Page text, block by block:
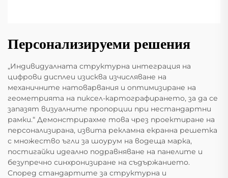
Персонализируеми решения
„Индивидуалната структурна интеграция на
цифрови дисплеи изисква изчисляване на
механичните натоварвания и оптимизиране на
геометрията на пиксел-картографирането, за да се
запазят визуалните пропорции при нестандартни
рамки.“ Демонстрирахме това чрез проектиране на
персонализирана, извита рекламна екранна решетка
с множество ъгли за шоурум на водеща марка,
постигайки идеално подравняване на панелите и
безупречно синхронизиране на съдържанието.
Според стандартите за структурна и